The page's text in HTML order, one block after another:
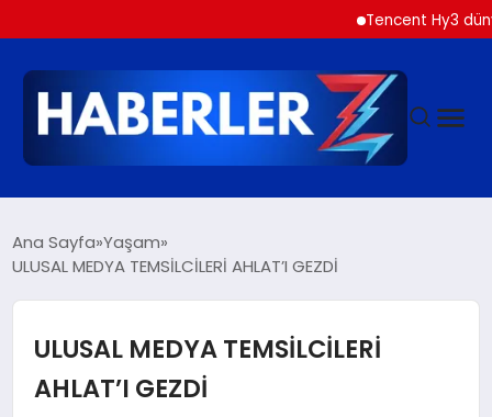
Tencent Hy3 dünya
DÜNYA
Ana Sayfa Yaşam
ULUSAL MEDYA TEMSİLCİLERİ AHLAT’I GEZDİ
ULUSAL MEDYA TEMSİLCİLERİ
AHLAT’I GEZDİ